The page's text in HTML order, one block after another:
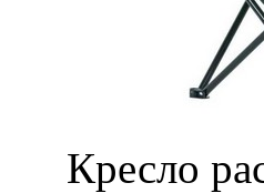
Кресло